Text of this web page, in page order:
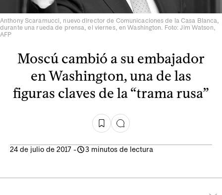
Anthony Scaramucci, nuevo director de Comunicaciones de la Casa Blanca,
durante una rueda de prensa, el viernes, en Washington. Foto: Jim Watson,
AFP
Moscú cambió a su embajador
en Washington, una de las
figuras claves de la “trama rusa”
24 de julio de 2017 - 3 minutos de lectura